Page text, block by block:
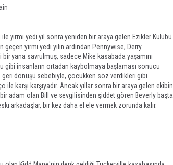
yirmi yedi yıl sonra yeniden bir araya gelen Ezikler Kulübü
yirmi yedi yılın ardından Pennywise, Derry
yana savrulmuş, sadece Mike kasabada yaşamını
gibi insanların ortadan kaybolmaya başlaması sonucu
geri dönüşü sebebiyle, çocukken söz verdikleri gibi
karşı karşıyadır. Ancak yıllar sonra bir araya gelen ekibin
adam olan Bill ve sevgilisinden şiddet gören Beverly başta
arkadaşlar, bir kez daha el ele vermek zorunda kalır.